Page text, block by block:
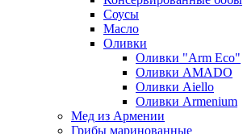
Соусы
Масло
Оливки
Оливки "Arm Eco"
Оливки AMADO
Оливки Aiello
Оливки Armenium
Мед из Армении
Грибы маринованные